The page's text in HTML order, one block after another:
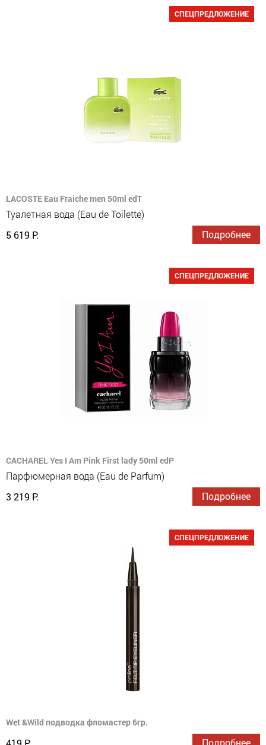
СПЕЦПРЕДЛОЖЕНИЕ
LACOSTE Eau Fraiche men 50ml edT
Туалетная вода (Eau de Toilette)
5 619 Р.
Подробнее
СПЕЦПРЕДЛОЖЕНИЕ
CACHAREL Yes I Am Pink First lady 50ml edP
Парфюмерная вода (Eau de Parfum)
3 219 Р.
Подробнее
СПЕЦПРЕДЛОЖЕНИЕ
Wet &Wild подводка фломастер 6гр.